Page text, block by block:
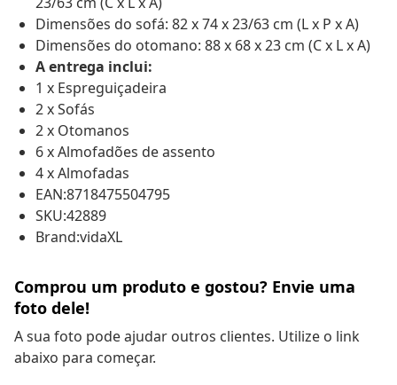
Dimensões do sofá: 82 x 74 x 23/63 cm (L x P x A)
Dimensões do otomano: 88 x 68 x 23 cm (C x L x A)
A entrega inclui:
1 x Espreguiçadeira
2 x Sofás
2 x Otomanos
6 x Almofadões de assento
4 x Almofadas
EAN:8718475504795
SKU:42889
Brand:vidaXL
Comprou um produto e gostou? Envie uma
foto dele!
A sua foto pode ajudar outros clientes. Utilize o link
abaixo para começar.